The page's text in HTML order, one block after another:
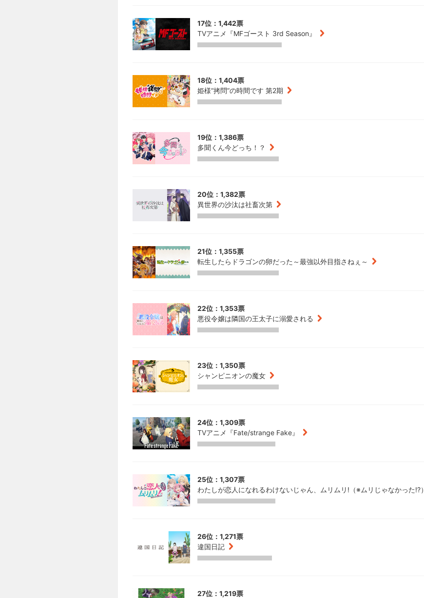
17位：1,442票
TVアニメ『MFゴースト 3rd Season』
18位：1,404票
姫様“拷問”の時間です 第2期
19位：1,386票
多聞くん今どっち！？
20位：1,382票
異世界の沙汰は社畜次第
21位：1,355票
転生したらドラゴンの卵だった～最強以外目指さねぇ～
22位：1,353票
悪役令嬢は隣国の王太子に溺愛される
23位：1,350票
シャンピニオンの魔女
24位：1,309票
TVアニメ『Fate/strange Fake』
25位：1,307票
わたしが恋人になれるわけないじゃん、ムリムリ!（※ムリじゃなかった!?）
26位：1,271票
違国日記
27位：1,219票